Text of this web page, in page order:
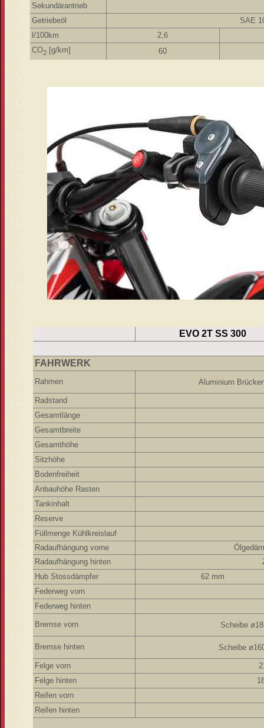
Sekundärantrieb
Getriebeöl
SAE
l/100km
2,6
CO2[g/km] 60
EVO 2T SS 300
FAHRWERK
Rahmen Aluminium
Radstand
Gesamtlänge
Gesamtbreite
Gesamthöhe
Sitzhöhe
Bodenfreiheit
Anbauhöhe Rasten
Tankinhalt
Reserve
Füllmenge Kühlkreislauf
Radaufhängung vorne
Radaufhängung hinten
Hub Stossdämpfer
62 mm
Federweg vorn
Federweg hinten
Bremse vorn Scheibe
Bremse hinten Scheibe
Felge vorn
Felge hinten
Reifen vorn
Reifen hinten